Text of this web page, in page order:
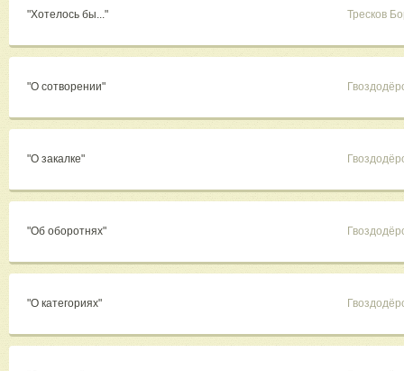
"Хотелось бы..." Тресков
"О сотворении"
"О закалке"
"Об оборотнях"
"О категориях"